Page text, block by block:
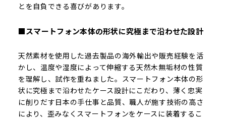
とを自負できる喜びがあります。
■スマートフォン本体の形状に究極まで沿わせた設計
天然素材を使用した過去製品の海外輸出や販売経験を活
かし、温度や湿度によって伸縮する天然木無垢材の性質
を理解し、試作を重ねました。スマートフォン本体の形
状に究極まで沿わせたケース設計にこだわり、薄く忠実
に削りだす日本の手仕事と品質、職人が施す技術の高さ
により、歪みなくスマートフォンをケースに装着するこ